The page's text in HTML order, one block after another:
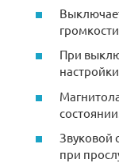
громкости.
При
состоянии.
Звуковой
при